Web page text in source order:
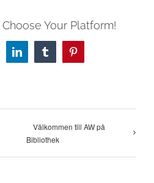
Your Platform!
LinkedInTumblrPinterest
Välkommen till AW på
Bibliothek